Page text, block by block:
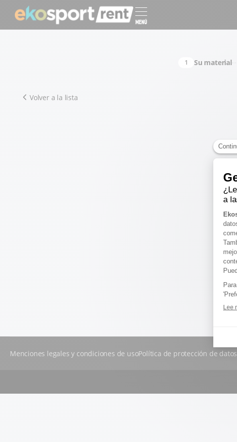
MENÚ
1 Su material
Volver a la lista
Menciones legales y condiciones de usoPolítica de protección de datos